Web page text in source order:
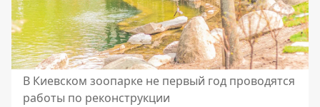
В Киевском зоопарке не первый год проводятся
работы по реконструкции